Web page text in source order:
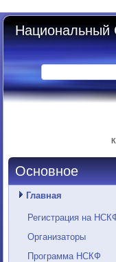
Национальный
Основное
Главная
Регистрация на
Организаторы
Программа НСКФ